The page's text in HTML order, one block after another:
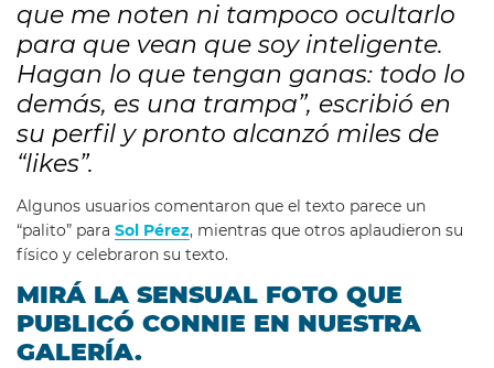
que me noten ni tampoco ocultarlo
para que vean que soy inteligente.
Hagan lo que tengan ganas: todo lo
demás, es una trampa”, escribió en
su perfil y pronto alcanzó miles de
“likes”.
Algunos usuarios comentaron que el texto parece un
“palito” para Sol Pérez, mientras que otros aplaudieron su
físico y celebraron su texto.
MIRÁ LA SENSUAL FOTO QUE
PUBLICÓ CONNIE EN NUESTRA
GALERÍA.